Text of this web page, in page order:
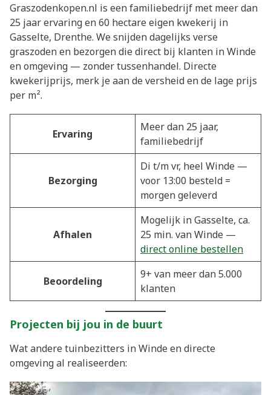
Graszodenkopen.nl is een familiebedrijf met meer dan
25 jaar ervaring en 60 hectare eigen kwekerij in
Gasselte, Drenthe. We snijden dagelijks verse
graszoden en bezorgen die direct bij klanten in Winde
en omgeving — zonder tussenhandel. Directe
kwekerijprijs, merk je aan de versheid en de lage prijs
per m².
Ervaring
Meer dan 25 jaar,
familiebedrijf
Bezorging
Di t/m vr, heel Winde —
voor 13:00 besteld =
morgen geleverd
Afhalen
Mogelijk in Gasselte, ca.
25 min. van Winde —
direct online bestellen
Beoordeling
9+ van meer dan 5.000
klanten
Projecten bij jou in de buurt
Wat andere tuinbezitters in Winde en directe
omgeving al realiseerden: